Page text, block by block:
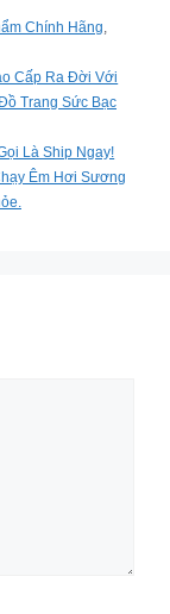
Chính Hãng,
Cấp Ra Đời Với
Trang Sức Bạc
Là Ship Ngay!
Êm Hơi Sương